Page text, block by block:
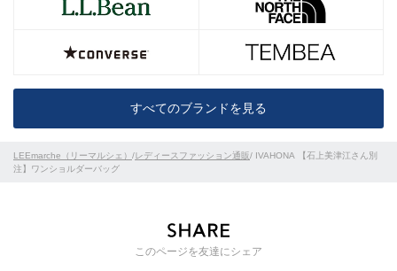
このページを友達にシェア
すべてのブランドを見る
LEEmarche（リーマルシェ） /レディースファッション通販/ IVAHONA 【石上美津江さん別
注】ワンショルダーバッグ